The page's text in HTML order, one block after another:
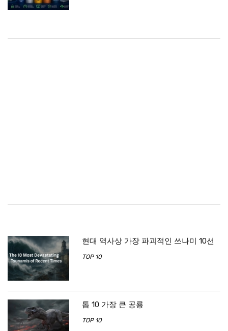
현대 역사상 가장 파괴적인 쓰나미 10선
TOP 10
톱 10 가장 큰 공룡
TOP 10